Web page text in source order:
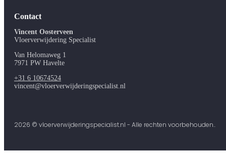
Contact
Vincent Oosterveen
Vloerverwijdering Specialist
Van Helomaweg 1
7971 PW Havelte
+31 6 10674524
vincent@vloerverwijderingspecialist.nl
2026 © vloerverwijderingspecialist.nl - Alle rechten voorbehouden..